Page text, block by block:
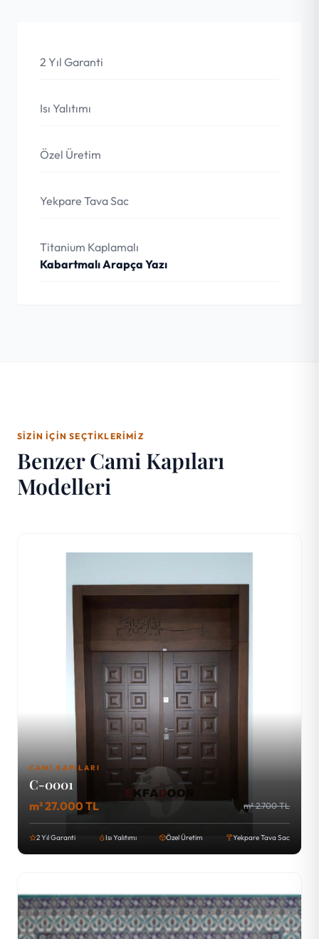
2 Yıl Garanti
Isı Yalıtımı
Özel Üretim
Yekpare Tava Sac
Titanium Kaplamalı
Kabartmalı Arapça Yazı
SIZIN İÇIN SEÇTIKLERIMIZ
Benzer Cami Kapıları
Modelleri
CAMI KAPILARI
C-0001
m² 27.000 TL m² 2.700 TL
2 Yıl Garanti Isı Yalıtımı Özel Üretim Yekpare Tava Sac